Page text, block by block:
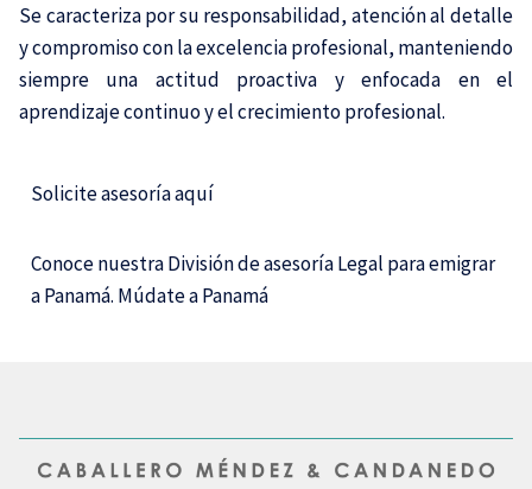
Se caracteriza por su responsabilidad, atención al detalle
y compromiso con la excelencia profesional, manteniendo
siempre una actitud proactiva y enfocada en el
aprendizaje continuo y el crecimiento profesional.
Solicite asesoría aquí
Conoce nuestra División de asesoría Legal para emigrar
a Panamá. Múdate a Panamá